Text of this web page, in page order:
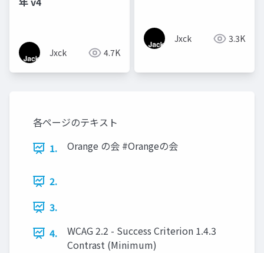
Jxck 4.7K
Jxck 3.3K
各ページのテキスト
1.
Orange の会 #Orangeの会
2.
3.
4.
WCAG 2.2 - Success Criterion 1.4.3
Contrast (Minimum)